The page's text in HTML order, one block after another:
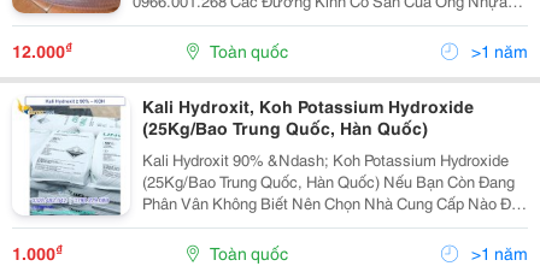
Lõi Thép Phi (Mm):
Đặc Điểm Của...
12.000₫ Toàn quốc >1 năm
Kali Hydroxit, Koh Potassium Hydroxide
(25Kg/Bao Trung Quốc, Hàn Quốc)
Kali Hydroxit 90% &Ndash; Koh Potassium Hydroxide
(25Kg/Bao Trung Quốc, Hàn Quốc) Nếu Bạn Còn Đang
Phân Vân Không Biết Nên Chọn Nhà Cung Cấp Nào Để
Mua Hóa Chất Kali Hydroxit &Ndash; Koh (Potassium
Hydroxide) Ở Đâu Thì Hãy Lựa Chọn Công Ty Xnk...
1.000₫ Toàn quốc >1 năm